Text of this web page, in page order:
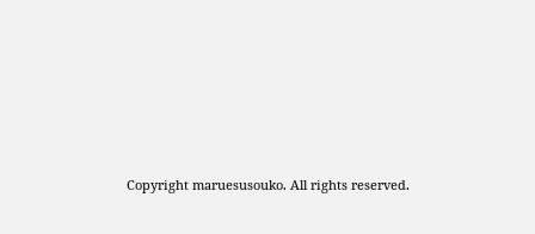
Copyright maruesusouko. All rights reserved.